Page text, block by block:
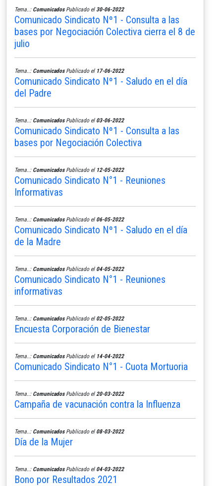
Tema..: ComunicadosPublicado el 30-06-2022
Comunicado Sindicato Nº1 - Consulta a las
bases por Negociación Colectiva cierra el 8 de
julio
Tema..: ComunicadosPublicado el 17-06-2022
Comunicado Sindicato Nº1 - Saludo en el día
del Padre
Tema..: ComunicadosPublicado el 03-06-2022
Comunicado Sindicato Nº1 - Consulta a las
bases por Negociación Colectiva
Tema..: ComunicadosPublicado el 12-05-2022
Comunicado Sindicato N°1 - Reuniones
Informativas
Tema..: ComunicadosPublicado el 06-05-2022
Comunicado Sindicato Nº1 - Saludo en el día
de la Madre
Tema..: ComunicadosPublicado el 04-05-2022
Comunicado Sindicato N°1 - Reuniones
informativas
Tema..: ComunicadosPublicado el 02-05-2022
Encuesta Corporación de Bienestar
Tema..: ComunicadosPublicado el 14-04-2022
Comunicado Sindicato N°1 - Cuota Mortuoria
Tema..: ComunicadosPublicado el 20-03-2022
Campaña de vacunación contra la Influenza
Tema..: ComunicadosPublicado el 08-03-2022
Día de la Mujer
Tema..: ComunicadosPublicado el 04-03-2022
Bono por Resultados 2021